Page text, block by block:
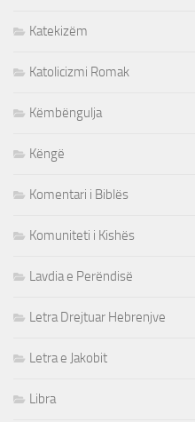
Katekizëm
Katolicizmi Romak
Këmbëngulja
Këngë
Komentari i Biblës
Komuniteti i Kishës
Lavdia e Perëndisë
Letra Drejtuar Hebrenjve
Letra e Jakobit
Libra